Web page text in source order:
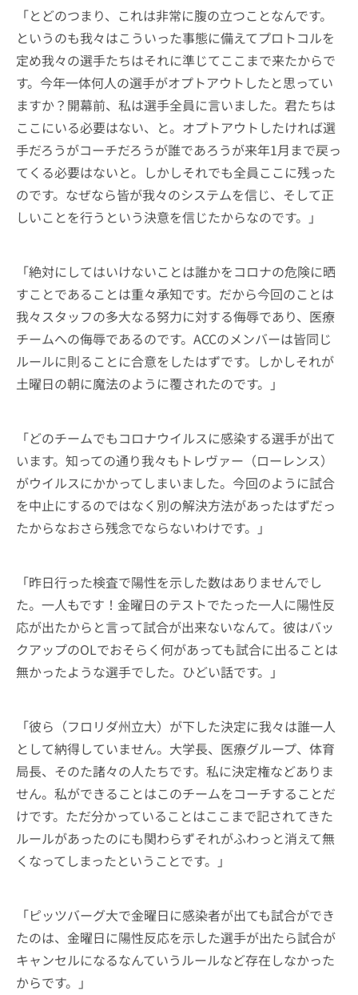
「とどのつまり、これは非常に腹の立つことなんです。
というのも我々はこういった事態に備えてプロトコルを
定め我々の選手たちはそれに準じてここまで来たからで
す。今年一体何人の選手がオプトアウトしたと思ってい
ますか？開幕前、私は選手全員に言いました。君たちは
ここにいる必要はない、と。オプトアウトしたければ選
手だろうがコーチだろうが誰であろうが来年1月まで戻っ
てくる必要はないと。しかしそれでも全員ここに残った
のです。なぜなら皆が我々のシステムを信じ、そして正
しいことを行うという決意を信じたからなのです。」
「絶対にしてはいけないことは誰かをコロナの危険に晒
すことであることは重々承知です。だから今回のことは
我々スタッフの多大なる努力に対する侮辱であり、医療
チームへの侮辱であるのです。ACCのメンバーは皆同じ
ルールに則ることに合意をしたはずです。しかしそれが
土曜日の朝に魔法のように覆されたのです。」
「どのチームでもコロナウイルスに感染する選手が出て
います。知っての通り我々もトレヴァー（ローレンス）
がウイルスにかかってしまいました。今回のように試合
を中止にするのではなく別の解決方法があったはずだっ
たからなおさら残念でならないわけです。」
「昨日行った検査で陽性を示した数はありませんでし
た。一人もです！金曜日のテストでたった一人に陽性反
応が出たからと言って試合が出来ないなんて。彼はバッ
クアップのOLでおそらく何があっても試合に出ることは
無かったような選手でした。ひどい話です。」
「彼ら（フロリダ州立大）が下した決定に我々は誰一人
として納得していません。大学長、医療グループ、体育
局長、そのた諸々の人たちです。私に決定権などありま
せん。私ができることはこのチームをコーチすることだ
けです。ただ分かっていることはここまで記されてきた
ルールがあったのにも関わらずそれがふわっと消えて無
くなってしまったということです。」
「ピッツバーグ大で金曜日に感染者が出ても試合ができ
たのは、金曜日に陽性反応を示した選手が出たら試合が
キャンセルになるなんていうルールなど存在しなかった
からです。」